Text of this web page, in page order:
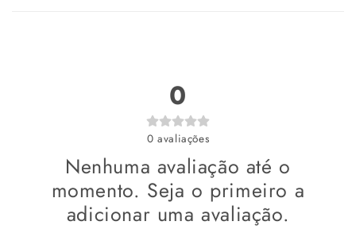
0
0 avaliações
Nenhuma avaliação até o
momento. Seja o primeiro a
adicionar uma avaliação.